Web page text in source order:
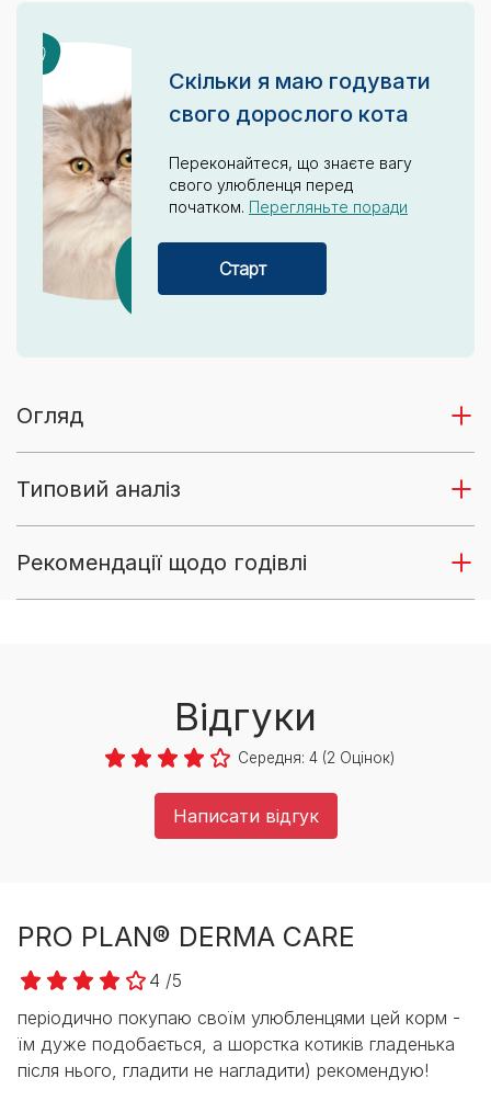
Скільки я маю годувати
свого дорослого кота
Переконайтеся, що знаєте вагу
свого улюбленця перед
початком. Перегляньте поради
Старт
Огляд
Типовий аналіз
Рекомендації щодо годівлі
Відгуки
Середня: 4 (2 Оцінок)
Написати відгук
PRO PLAN® DERMA CARE
4 /5
періодично покупаю своїм улюбленцями цей корм -
їм дуже подобається, а шорстка котиків гладенька
після нього, гладити не нагладити) рекомендую!